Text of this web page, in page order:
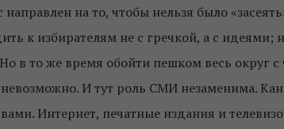
на то, чтобы нельзя было
к избирателям не с гречкой, а с идеями;
в то же время обойти пешком весь округ с
И тут роль СМИ незаменима.
Интернет, печатные издания и